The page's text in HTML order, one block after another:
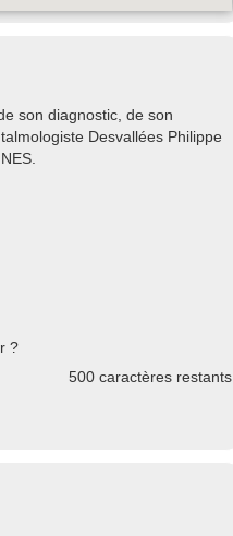
son diagnostic, de son
Desvallées Philippe
?
500 caractères restants